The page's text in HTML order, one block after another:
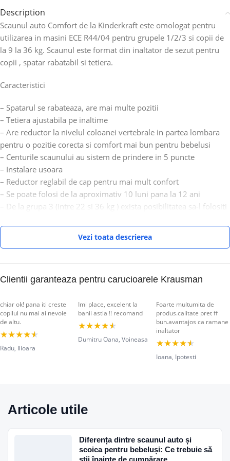
Description
Scaunul auto Comfort de la Kinderkraft este omologat pentru
utilizarea in masini ECE R44/04 pentru grupele 1/2/3 si copii de
la 9 la 36 kg. Scaunul este format din inaltator de sezut pentru
copii , spatar rabatabil si tetiera.
Caracteristici
– Spatarul se rabateaza, are mai multe pozitii
– Tetiera ajustabila pe inaltime
– Are reductor la nivelul coloanei vertebrale in partea lombara
pentru o pozitie corecta si comfort mai bun pentru bebelusi
– Centurile scaunului au sistem de prindere in 5 puncte
– Instalare usoara
– Reductor reglabil de cap pentru mai mult confort
– Se poate folosi de la aproximativ 10 luni pana la 12 ani
– De la grupa 3 (intre 22 si 36 kg ) exista posibilitatea sa-l folositi
– Husa detasabila si lavabila
– Design modern
Dimensiuni
Inaltime: 66 cm
Latime : 42 cm
Vezi toata descrierea
Clientii garanteaza pentru carucioarele Krausman
chiar ok! pana iti creste
copilul nu mai ai nevoie
de altu.
★★★★★
Radu, Ilioara
Imi place, excelent la
banii astia !! recomand
★★★★★
Dumitru Oana, Voineasa
Foarte multumita de
produs.calitate pret ff
bun.avantajos ca ramane
inaltator
★★★★★
Ioana, Ipotesti
Articole utile
Diferența dintre scaunul auto și
scoica pentru bebeluși: Ce trebuie să
știi înainte de cumpărare